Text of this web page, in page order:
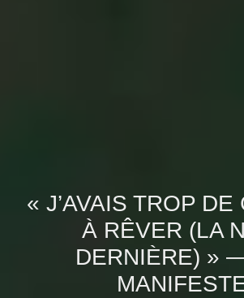
« J’AVAIS TROP DE
À RÊVER (LA
DERNIÈRE) »